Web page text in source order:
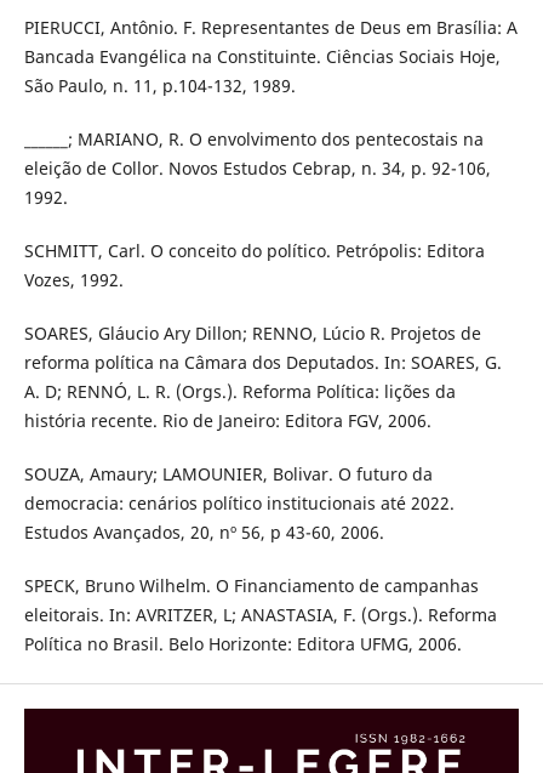
PIERUCCI, Antônio. F. Representantes de Deus em Brasília: A
Bancada Evangélica na Constituinte. Ciências Sociais Hoje,
São Paulo, n. 11, p.104-132, 1989.
______; MARIANO, R. O envolvimento dos pentecostais na
eleição de Collor. Novos Estudos Cebrap, n. 34, p. 92-106,
1992.
SCHMITT, Carl. O conceito do político. Petrópolis: Editora
Vozes, 1992.
SOARES, Gláucio Ary Dillon; RENNO, Lúcio R. Projetos de
reforma política na Câmara dos Deputados. In: SOARES, G.
A. D; RENNÓ, L. R. (Orgs.). Reforma Política: lições da
história recente. Rio de Janeiro: Editora FGV, 2006.
SOUZA, Amaury; LAMOUNIER, Bolivar. O futuro da
democracia: cenários político institucionais até 2022.
Estudos Avançados, 20, nº 56, p 43-60, 2006.
SPECK, Bruno Wilhelm. O Financiamento de campanhas
eleitorais. In: AVRITZER, L; ANASTASIA, F. (Orgs.). Reforma
Política no Brasil. Belo Horizonte: Editora UFMG, 2006.